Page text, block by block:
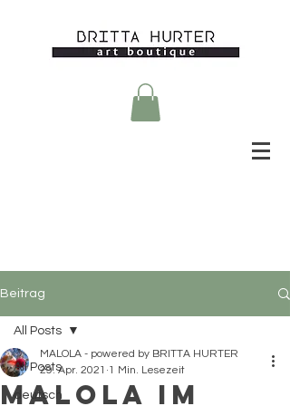
Beitrag
All Posts
deutsch
All Posts
MALOLA IM
MALOLA - powered by BRITTA HURTER
29. Apr. 2021 1 Min. Lesezeit